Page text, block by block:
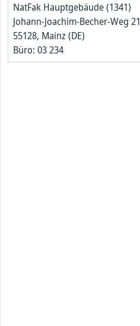
NatFak Hauptgebäude (1341)
Johann-Joachim-Becher-Weg 21
55128, Mainz (DE)
Büro: 03 234